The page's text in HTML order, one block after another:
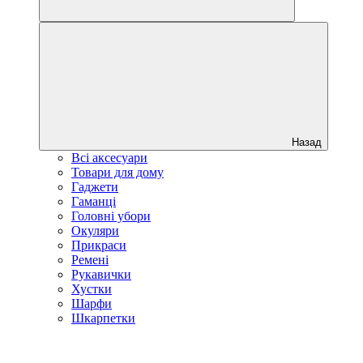
Назад
Всі аксесуари
Товари для дому
Гаджети
Гаманці
Головні убори
Окуляри
Прикраси
Ремені
Рукавички
Хустки
Шарфи
Шкарпетки